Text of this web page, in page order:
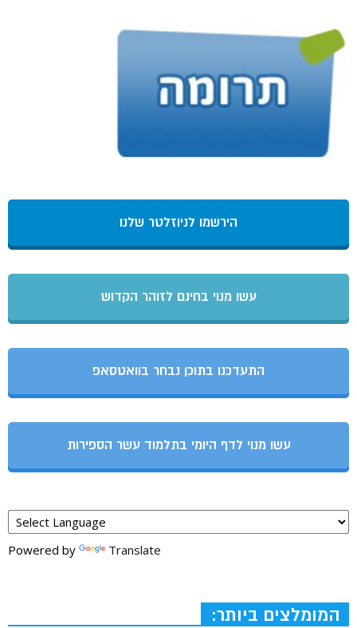
הירשמו לניוזלטר שלנו
עשו מנוי בחינם לזוהר הקדוש
התעדכנו בתוכן נבחר בוואטסאפ
עשו מנוי לדף היומי בתלמוד עשר הספירות
Powered by Translate
המומלצים ביותר: